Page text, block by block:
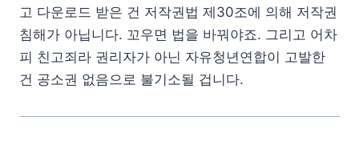
고 다운로드 받은 건 저작권법 제30조에 의해 저작권
침해가 아닙니다. 꼬우면 법을 바꿔야죠. 그리고 어차
피 친고죄라 권리자가 아닌 자유청년연합이 고발한
건 공소권 없음으로 불기소될 겁니다.